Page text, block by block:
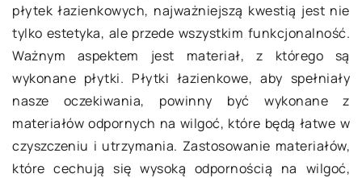
płytek łazienkowych, najważniejszą kwestią jest nie
tylko estetyka, ale przede wszystkim funkcjonalność.
Ważnym aspektem jest materiał, z którego są
wykonane płytki. Płytki łazienkowe, aby spełniały
nasze oczekiwania, powinny być wykonane z
materiałów odpornych na wilgoć, które będą łatwe w
czyszczeniu i utrzymania. Zastosowanie materiałów,
które cechują się wysoką odpornością na wilgoć,